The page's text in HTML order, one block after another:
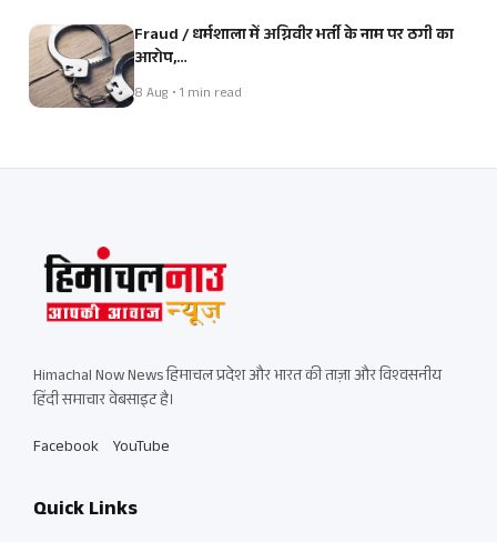
Fraud / धर्मशाला में अग्निवीर भर्ती के नाम पर ठगी का
आरोप,…
8 Aug • 1 min read
Himachal Now News हिमाचल प्रदेश और भारत की ताज़ा और विश्वसनीय
हिंदी समाचार वेबसाइट है।
Facebook YouTube
Quick Links